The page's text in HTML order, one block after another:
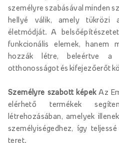
személyre szabásával minden
hellyé válik, amely tükrözi
életmódját. A
funkcionális elemek, hanem
hozzák létre, beleértve a
otthonosságot és kifejezőerőt
Személyre szabott képekAz
elérhető termékek
létrehozásában, amelyek
személyiségedhez, így
teret.